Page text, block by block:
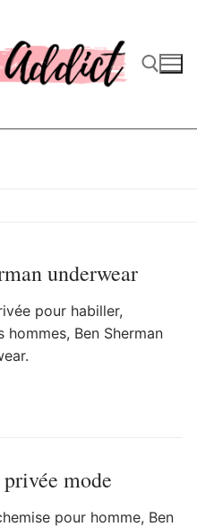
underwear
pour habiller,
Ben Sherman
mode
pour homme, Ben